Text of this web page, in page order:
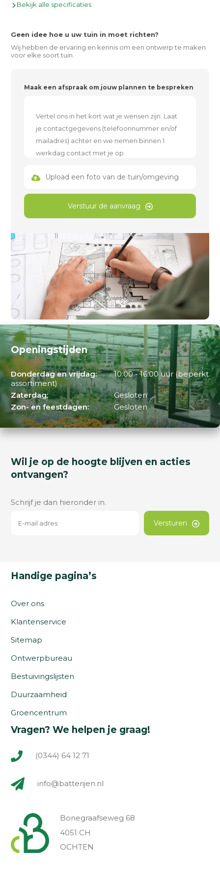
Bekijk alle specificaties
Geen idee hoe u uw tuin in moet richten?
Wij hebben de ervaring en kennis om een ontwerp te maken
voor elke soort tuin.
Maak een afspraak om jouw plannen te bespreken
Upload een foto van de tuin/omgeving
Verstuur de aanvraag
Openingstijden
Donderdag en vrijdag:
10:00 - 16:00 uur (beperkt
assortiment)
Zaterdag:
Gesloten
Zon- en feestdagen:
Gesloten
Wil je op de hoogte blijven en acties
ontvangen?
Schrijf je dan hieronder in.
Versturen
Handige pagina’s
Over ons
Klantenservice
Sitemap
Ontwerpbureau
Bestuivingslijsten
Duurzaamheid
Groencentrum
Vragen? We helpen je graag!
(0344) 64 12 71
info@batterijen.nl
Bonegraafseweg 68
4051 CH
OCHTEN